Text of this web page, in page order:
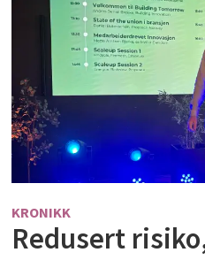
KRONIKK
Redusert